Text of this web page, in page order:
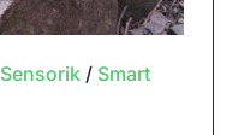
Sensorik/ Smart